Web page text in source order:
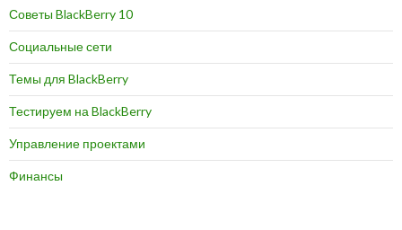
Советы BlackBerry 10
Социальные сети
Темы для BlackBerry
Тестируем на BlackBerry
Управление проектами
Финансы